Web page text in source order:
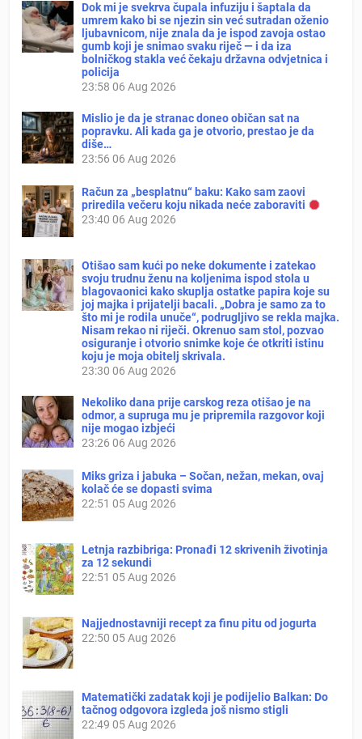
Dok mi je svekrva čupala infuziju i šaptala da
umrem kako bi se njezin sin već sutradan oženio
ljubavnicom, nije znala da je ispod zavoja ostao
gumb koji je snimao svaku riječ — i da iza
bolničkog stakla već čekaju državna odvjetnica i
policija
23:58 06 Aug 2026
Mislio je da je stranac doneo običan sat na
popravku. Ali kada ga je otvorio, prestao je da
diše…
23:56 06 Aug 2026
Račun za „besplatnu“ baku: Kako sam zaovi
priredila večeru koju nikada neće zaboraviti
23:40 06 Aug 2026
Otišao sam kući po neke dokumente i zatekao
svoju trudnu ženu na koljenima ispod stola u
blagovaonici kako skuplja ostatke papira koje su
joj majka i prijatelji bacali. „Dobra je samo za to
što mi je rodila unuče“, podrugljivo se rekla majka.
Nisam rekao ni riječi. Okrenuo sam stol, pozvao
osiguranje i otvorio snimke koje će otkriti istinu
koju je moja obitelj skrivala.
23:30 06 Aug 2026
Nekoliko dana prije carskog reza otišao je na
odmor, a supruga mu je pripremila razgovor koji
nije mogao izbjeći
23:26 06 Aug 2026
Miks griza i jabuka – Sočan, nežan, mekan, ovaj
kolač će se dopasti svima
22:51 05 Aug 2026
Letnja razbibriga: Pronađi 12 skrivenih životinja
za 12 sekundi
22:51 05 Aug 2026
Najjednostavniji recept za finu pitu od jogurta
22:50 05 Aug 2026
Matematički zadatak koji je podijelio Balkan: Do
tačnog odgovora izgleda još nismo stigli
22:49 05 Aug 2026